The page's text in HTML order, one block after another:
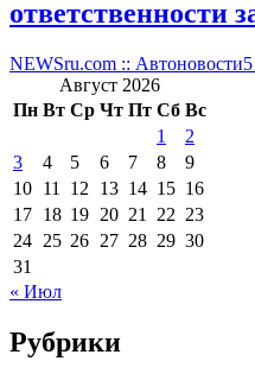
ответственности
NEWSru.com :: Автоновости
Август 2026
Пн Вт Ср Чт Пт Сб Вс
1
2
3
4 5 6 7 8
9
10 11 12 13 14 15 16
17 18 19 20 21 22 23
24 25 26 27 28 29 30
31
« Июл
Рубрики